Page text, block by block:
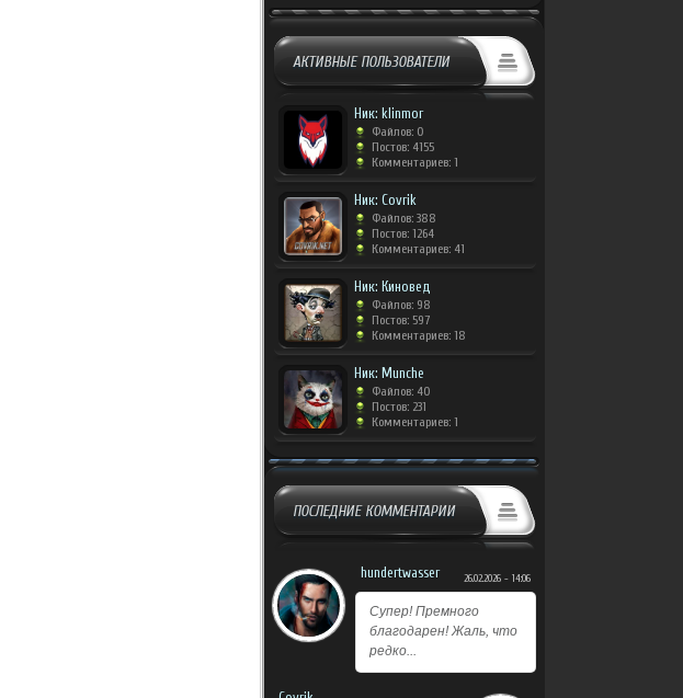
АКТИВНЫЕ ПОЛЬЗОВАТЕЛИ
Ник: klinmor
Файлов: 0
Постов: 4155
Комментариев: 1
Ник: Covrik
Файлов: 388
Постов: 1264
Комментариев: 41
Ник: Киновед
Файлов: 98
Постов: 597
Комментариев: 18
Ник: Munche
Файлов: 40
Постов: 231
Комментариев: 1
ПОСЛЕДНИЕ КОММЕНТАРИИ
hundertwasser 26.02.2026 - 14:06
Супер! Премного
благодарен! Жаль, что
редко...